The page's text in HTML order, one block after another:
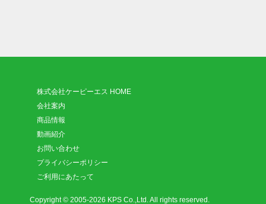
株式会社ケーピーエス HOME
会社案内
商品情報
動画紹介
お問い合わせ
プライバシーポリシー
ご利用にあたって
Copyright © 2005-2026 KPS Co.,Ltd. All rights reserved.